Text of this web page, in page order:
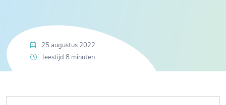
25 augustus 2022
leestijd 8 minuten